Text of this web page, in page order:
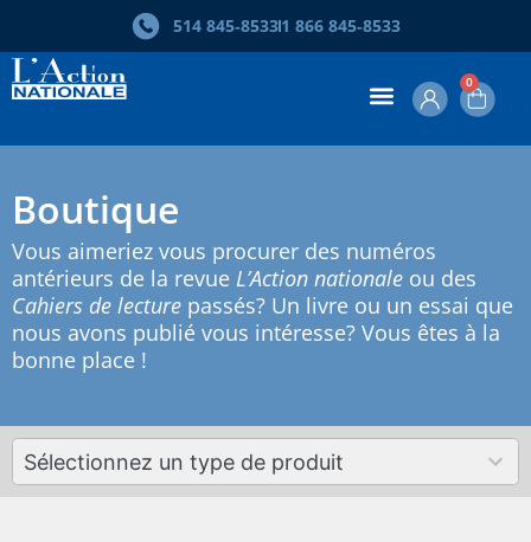
514 845‑85331 866 845‑8533
0
Boutique
Vous aimeriez vous procurer des numéros
antérieurs de la revue L’Action nationale ou des
Cahiers de lecture passés? Un livre ou un essai que
nous avons publié vous intéresse? Vous êtes à la
bonne place !
Sélectionnez un type de produit
4
results